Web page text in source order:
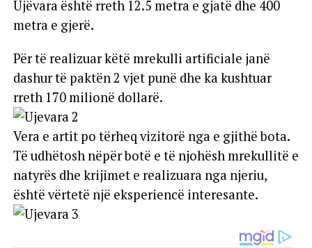
Ujëvara është rreth 12.5 metra e gjatë dhe 400
metra e gjerë.
Për të realizuar këtë mrekulli artificiale janë
dashur të paktën 2 vjet punë dhe ka kushtuar
rreth 170 milionë dollarë.
Vera e artit po tërheq vizitorë nga e gjithë bota.
Të udhëtosh nëpër botë e të njohësh mrekullitë e
natyrës dhe krijimet e realizuara nga njeriu,
është vërtetë një eksperiencë interesante.